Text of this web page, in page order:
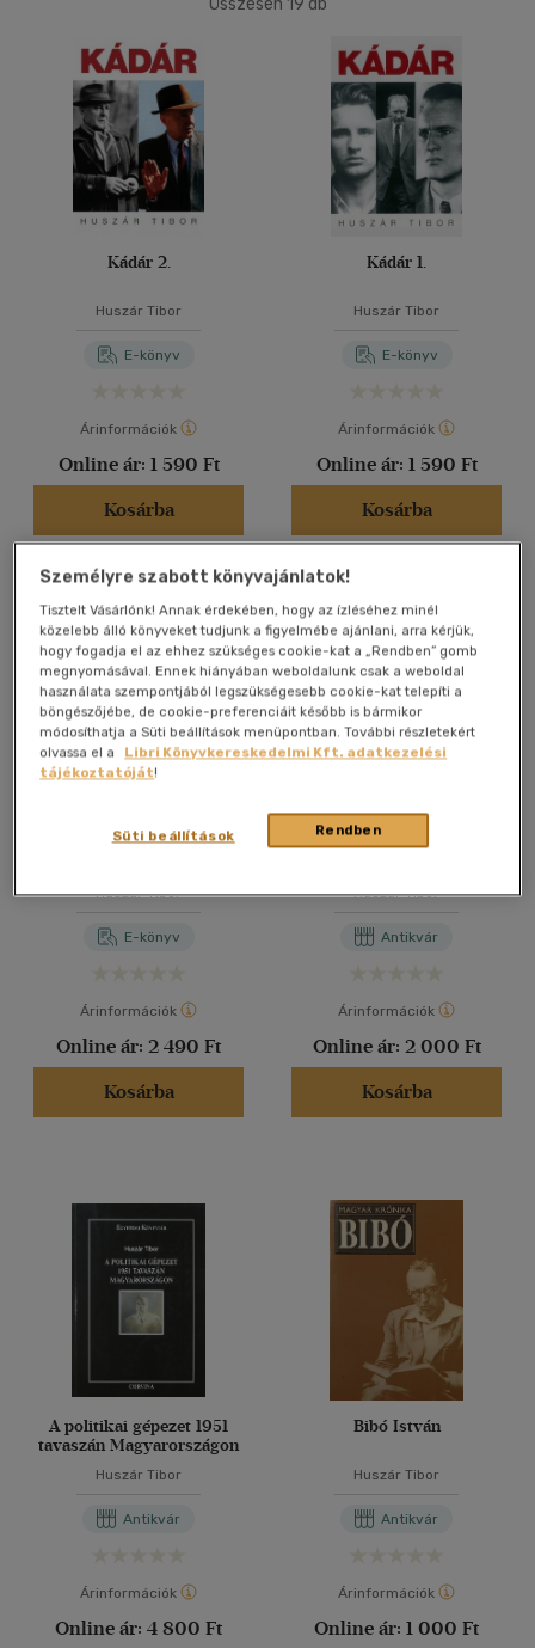
40 db / oldal
Összesen 19 db
Kádár 2.
Huszár Tibor
E-könyv
Árinformációk
Online ár: 1 590 Ft
Kosárba
Kádár 1.
Huszár Tibor
E-könyv
Árinformációk
Online ár: 1 590 Ft
Kosárba
Kádár - A hatalom évei
Huszár Tibor
E-könyv
Árinformációk
Online ár: 2 490 Ft
Kosárba
Bibó estéje
Huszár Tibor
Antikvár
Árinformációk
Online ár: 2 000 Ft
Kosárba
A politikai gépezet 1951
tavaszán Magyarországon
Huszár Tibor
Antikvár
Árinformációk
Online ár: 4 800 Ft
Bibó István
Huszár Tibor
Antikvár
Árinformációk
Online ár: 1 000 Ft
Személyre szabott könyvajánlatok!
Tisztelt Vásárlónk! Annak érdekében, hogy az ízléséhez minél
közelebb álló könyveket tudjunk a figyelmébe ajánlani, arra kérjük,
hogy fogadja el az ehhez szükséges cookie-kat a „Rendben” gomb
megnyomásával. Ennek hiányában weboldalunk csak a weboldal
használata szempontjából legszükségesebb cookie-kat telepíti a
böngészőjébe, de cookie-preferenciáit később is bármikor
módosíthatja a Süti beállítások menüpontban. További részletekért
olvassa el a
Libri Könyvkereskedelmi Kft. adatkezelési
tájékoztatóját!
Rendben
Süti beállítások